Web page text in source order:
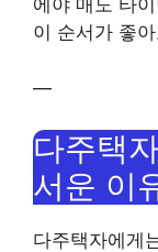
에야 매도 타
이 순서가 좋
—
다주택
서운 이
다주택자에게